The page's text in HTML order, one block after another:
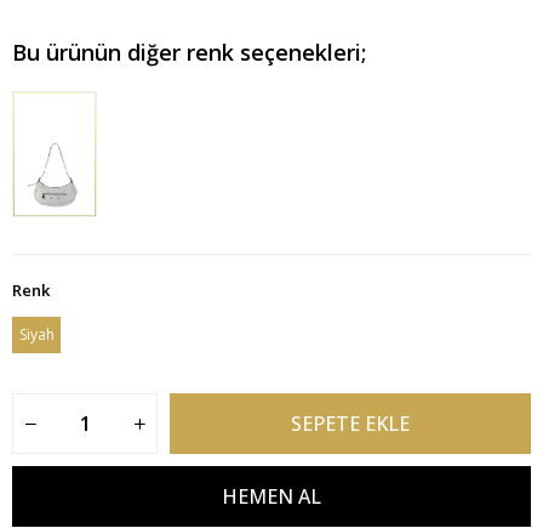
Bu ürünün diğer renk seçenekleri;
Renk
Siyah